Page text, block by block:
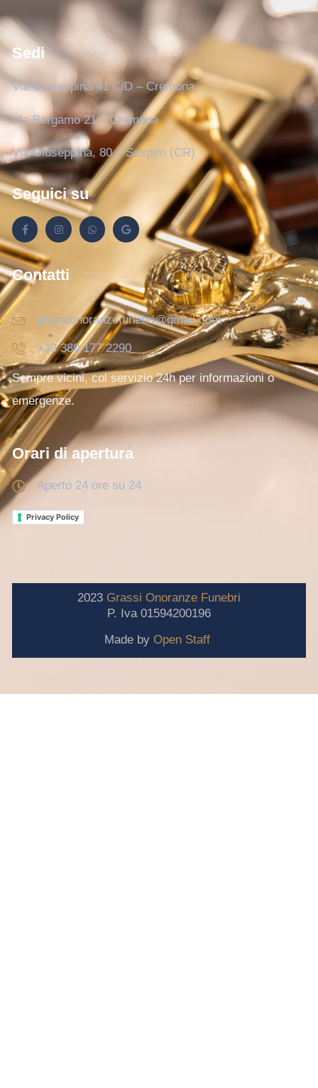
Sedi
Via Giuseppina 41 C/D – Cremona
Via Bergamo 21 – Cremona
Via Giuseppina, 80 – Sospiro (CR)
Seguici su
Contatti
grassionoranzefunebri@gmail.com
+39 389 177 2290
Sempre vicini, col servizio 24h per informazioni o
emergenze.
Orari di apertura
Aperto 24 ore su 24
Privacy Policy
2023 Grassi Onoranze Funebri
P. Iva 01594200196
Made by Open Staff